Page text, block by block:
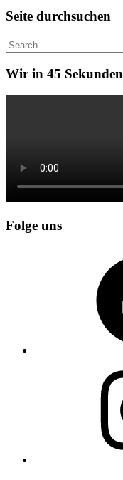
Seite durchsuchen
Wir in 45 Sekunden
Folge uns